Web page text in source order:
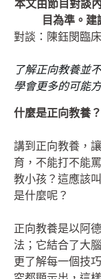
本文由節目對談
目為準。
對談：陳鈺閔臨
了解正向教養並
學會更多的可能
什麼是正向教養？
講到正向教養，
育，不能打不能
教小孩？這應該
是什麼呢？
正向教養是以阿
法；它結合了大
更了解每一個技